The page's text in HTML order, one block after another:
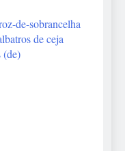
de-sobrancelha
de ceja
(de)